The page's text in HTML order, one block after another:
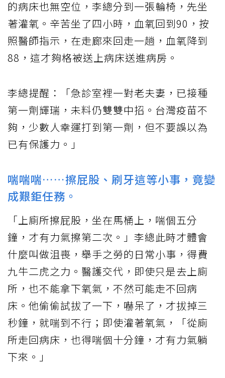
的病床也無空位，李總分到一張輪椅，先坐
著灌氧。辛苦坐了四小時，血氧回到90，按
照醫師指示，在走廊來回走一趟，血氧降到
88，這才夠格被送上病床送進病房。
李總提醒：「急診室裡一對老夫妻，已接種
第一劑輝瑞，未料仍雙雙中招。台灣疫苗不
夠，少數人幸運打到第一劑，但不要誤以為
已有保護力。」
喘喘喘……擦屁股、刷牙這等小事，竟變
成艱鉅任務。
「上廁所擦屁股，坐在馬桶上，喘個五分
鐘，才有力氣擦第二次。」李總此時才體會
什麼叫做沮喪，舉手之勞的日常小事，得費
九牛二虎之力。醫護交代，即使只是去上廁
所，也不能拿下氧氣，不然可能走不回病
床。他偷偷試拔了一下，嚇呆了，才拔掉三
秒鐘，就喘到不行；即使灌著氧氣，「從廁
所走回病床，也得喘個十分鐘，才有力氣躺
下來。」